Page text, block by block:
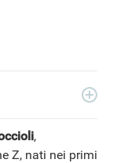
sulle principali
,
Z, nati nei primi